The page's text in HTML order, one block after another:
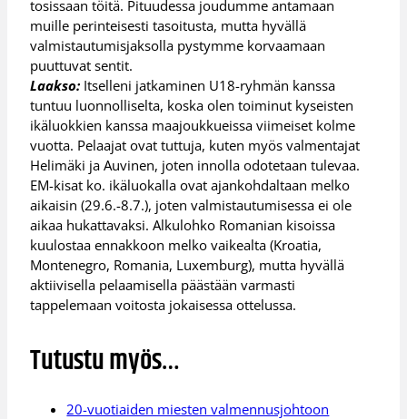
tosissaan töitä. Pituudessa joudumme antamaan
muille perinteisesti tasoitusta, mutta hyvällä
valmistautumisjaksolla pystymme korvaamaan
puuttuvat sentit.
Laakso: Itselleni jatkaminen U18-ryhmän kanssa
tuntuu luonnolliselta, koska olen toiminut kyseisten
ikäluokkien kanssa maajoukkueissa viimeiset kolme
vuotta. Pelaajat ovat tuttuja, kuten myös valmentajat
Helimäki ja Auvinen, joten innolla odotetaan tulevaa.
EM-kisat ko. ikäluokalla ovat ajankohdaltaan melko
aikaisin (29.6.-8.7.), joten valmistautumisessa ei ole
aikaa hukattavaksi. Alkulohko Romanian kisoissa
kuulostaa ennakkoon melko vaikealta (Kroatia,
Montenegro, Romania, Luxemburg), mutta hyvällä
aktiivisella pelaamisella päästään varmasti
tappelemaan voitosta jokaisessa ottelussa.
Tutustu myös…
20-vuotiaiden miesten valmennusjohtoon